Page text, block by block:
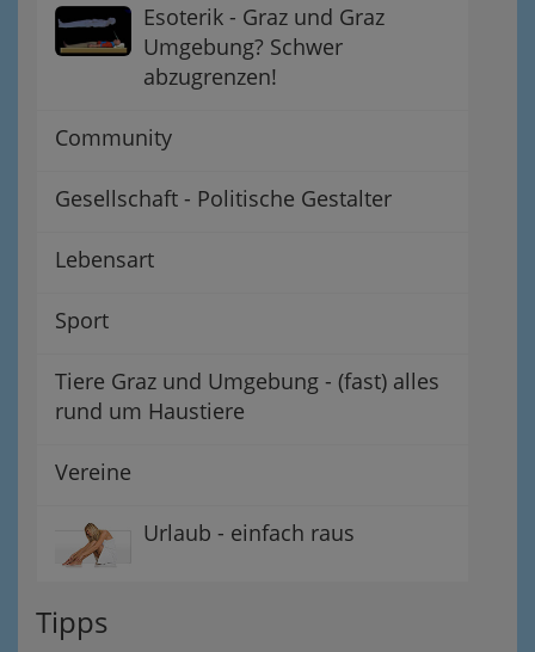
Esoterik - Graz und Graz
Umgebung? Schwer
abzugrenzen!
Community
Gesellschaft - Politische Gestalter
Lebensart
Sport
Tiere Graz und Umgebung - (fast) alles
rund um Haustiere
Vereine
Urlaub - einfach raus
Tipps